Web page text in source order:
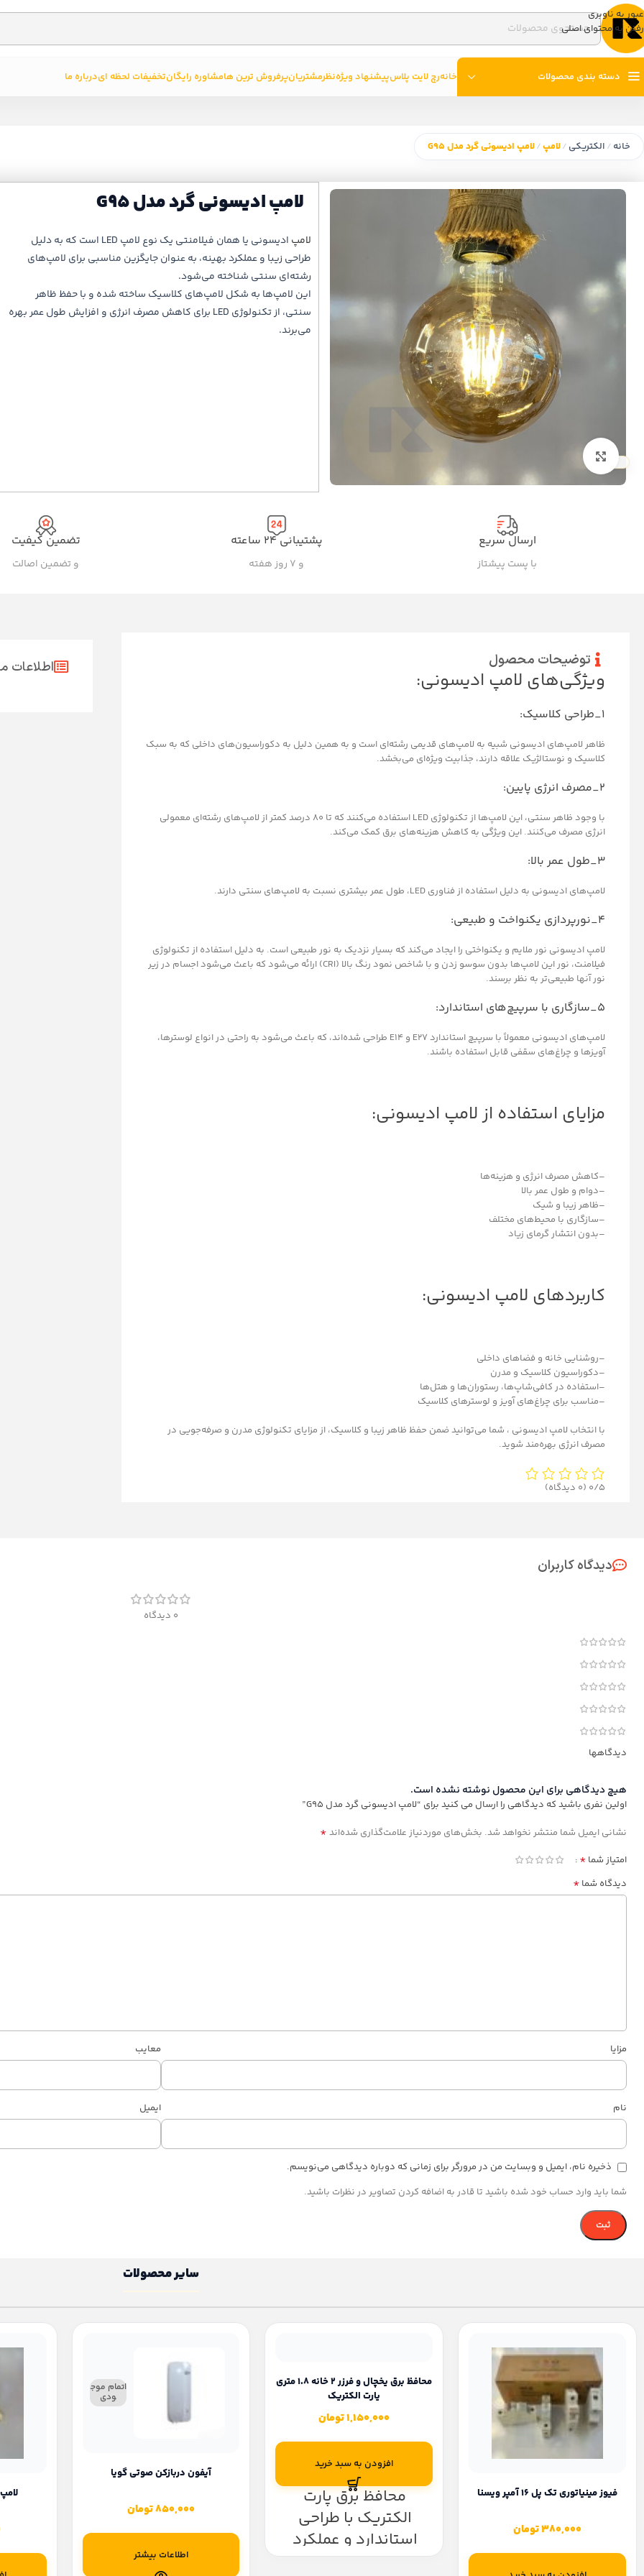
عبور به ناوبری
رفتن به محتوای اصلی
دسته بندی محصولات خانهرچ لایت پلاسپیشنهاد ویژهنظرمشتریانپرفروش ترین هامشاوره رایگانتخفیفات لحظه ایدرباره ما
خانه / الکتریکی /لامپ/لامپ ادیسونی گرد مدل G95
لامپ ادیسونی گرد مدل G95
لامپ
ادیسونی یا همان فیلامنتی یک نوع لامپ LED است که به دلیل
طراحی زیبا و عملکرد بهینه، به عنوان جایگزین مناسبی برای لامپ‌های
رشته‌ای سنتی شناخته می‌شود.
این لامپ‌ها به شکل لامپ‌های کلاسیک ساخته شده و با حفظ ظاهر
سنتی، از تکنولوژی LED برای کاهش مصرف انرژی و افزایش طول عمر بهره
می‌برند.
ارسال سریع
با پست پیشتاز
پشتیبانی ۲۴ ساعته
و ۷ روز هفته
تضمین کیفیت
و تضمین اصالت
توضیحات محصول
ویژگی‌های لامپ ادیسونی:
۱_طراحی کلاسیک:
ظاهر لامپ‌های ادیسونی شبیه به لامپ‌های قدیمی رشته‌ای است و به همین دلیل به دکوراسیون‌های داخلی که به سبک
کلاسیک و نوستالژیک علاقه دارند، جذابیت ویژه‌ای می‌بخشد.
۲_مصرف انرژی پایین:
با وجود ظاهر سنتی، این لامپ‌ها از تکنولوژی LED استفاده می‌کنند که تا ۸۰ درصد کمتر از لامپ‌های رشته‌ای معمولی
انرژی مصرف می‌کنند. این ویژگی به کاهش هزینه‌های برق کمک می‌کند.
۳_طول عمر بالا:
لامپ‌های ادیسونی به دلیل استفاده از فناوری LED، طول عمر بیشتری نسبت به لامپ‌های سنتی دارند.
۴_نورپردازی یکنواخت و طبیعی:
لامپ ادیسونی نور ملایم و یکنواختی را ایجاد می‌کند که بسیار نزدیک به نور طبیعی است. به دلیل استفاده از تکنولوژی
فیلامنت، نور این لامپ‌ها بدون سوسو زدن و با شاخص نمود رنگ بالا (CRI) ارائه می‌شود که باعث می‌شود اجسام در زیر
نور آنها طبیعی‌تر به نظر برسند.
۵_سازگاری با سرپیچ‌های استاندارد:
لامپ‌های ادیسونی معمولاً با سرپیچ استاندارد E27 و E14 طراحی شده‌اند، که باعث می‌شود به راحتی در انواع لوسترها،
آویزها و چراغ‌های سقفی قابل استفاده باشند.
مزایای استفاده از لامپ ادیسونی:
–کاهش مصرف انرژی و هزینه‌ها
–دوام و طول عمر بالا
–ظاهر زیبا و شیک
–سازگاری با محیط‌های مختلف
–بدون انتشار گرمای زیاد
کاربردهای لامپ ادیسونی:
–روشنایی خانه و فضاهای داخلی
–دکوراسیون کلاسیک و مدرن
–استفاده در کافی‌شاپ‌ها، رستوران‌ها و هتل‌ها
–مناسب برای چراغ‌های آویز و لوسترهای کلاسیک
با انتخاب لامپ ادیسونی ، شما می‌توانید ضمن حفظ ظاهر زیبا و کلاسیک، از مزایای تکنولوژی مدرن و صرفه‌جویی در
مصرف انرژی بهره‌مند شوید.
0/5 (0 دیدگاه)
دیدگاه کاربران
0 دیدگاه
دیدگاهها
هیچ دیدگاهی برای این محصول نوشته نشده است.
اولین نفری باشید که دیدگاهی را ارسال می کنید برای “لامپ ادیسونی گرد مدل G95”
نشانی ایمیل شما منتشر نخواهد شد. بخش‌های موردنیاز علامت‌گذاری شده‌اند *
امتیاز شما *
دیدگاه شما *
مزایا معایب
نام ایمیل
ذخیره نام، ایمیل و وبسایت من در مرورگر برای زمانی که دوباره دیدگاهی می‌نویسم.
شما باید وارد حساب خود شده باشید تا قادر به اضافه کردن تصاویر در نظرات باشید.
سایر محصولات
فیوز مینیاتوری تک پل 16 آمپر ویسنا
380,000تومان
محافظ برق یخچال و فرزر 2 خانه 1.8 متری
پارت الکتریک
1,150,000تومان
افزودن به سبد خرید
محافظ برق پارت
الکتریک با طراحی
استاندارد و عملکرد
دقیق، از لوازم برقی در
اتمام موج
ودی
آیفون دربازکن صوتی گویا
850,000تومان
اطلاعات بیشتر